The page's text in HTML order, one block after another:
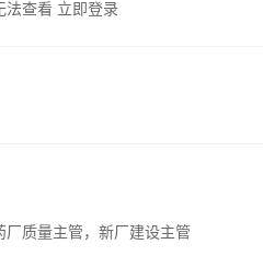
法查看 立即登录
厂质量主管，新厂建设主管